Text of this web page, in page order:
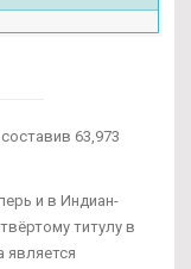
63,973
и в Индиан-
титулу в
является